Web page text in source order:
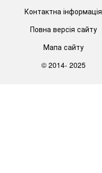
Контактна інформація
Повна версія сайту
Мапа сайту
© 2014- 2025